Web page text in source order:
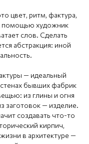
цвет, ритм, фактура,
помощью художник
слов. Сделать
абстракция: иной
— идеальный
бывших фабрик
из глины и огня
заготовок — изделие.
создавать что-то
кирпич,
в архитектуре —